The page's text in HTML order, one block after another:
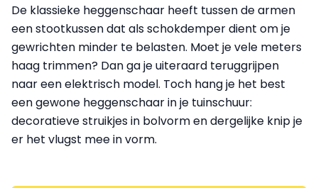
De klassieke heggenschaar heeft tussen de armen
een stootkussen dat als schokdemper dient om je
gewrichten minder te belasten. Moet je vele meters
haag trimmen? Dan ga je uiteraard teruggrijpen
naar een elektrisch model. Toch hang je het best
een gewone heggenschaar in je tuinschuur:
decoratieve struikjes in bolvorm en dergelijke knip je
er het vlugst mee in vorm.